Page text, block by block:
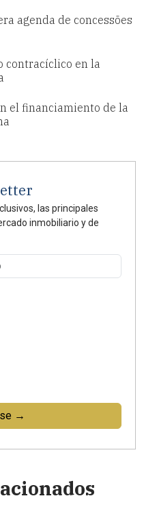
agenda de concessões
contracíclico en la
el financiamiento de la
las principales
inmobiliario y de
→